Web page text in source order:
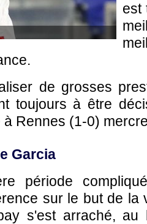
est
de grosses
toujours à être
Rennes (1-0)
Garcia
période
sur le but de la
s'est arraché, au